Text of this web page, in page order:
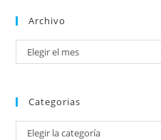
Archivo
Elegir el mes
Categorias
Elegir la categoría